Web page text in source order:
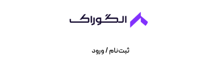
ثبت‌نام / ورود